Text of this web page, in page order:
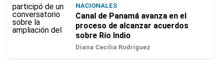
NACIONALES
Canal de Panamá avanza en el
proceso de alcanzar acuerdos
sobre Río Indio
Diana Cecilia Rodríguez